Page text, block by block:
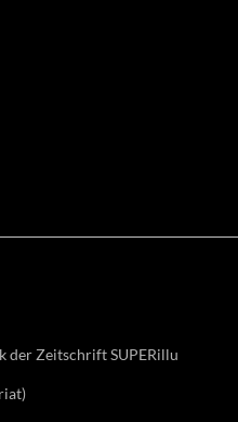
der Zeitschrift SUPERillu